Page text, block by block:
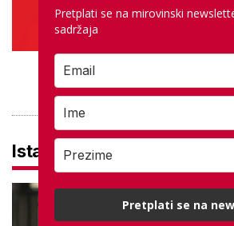
Istaknuto
Pretplati se na mirovinski
sadržaja
Pretplati se na